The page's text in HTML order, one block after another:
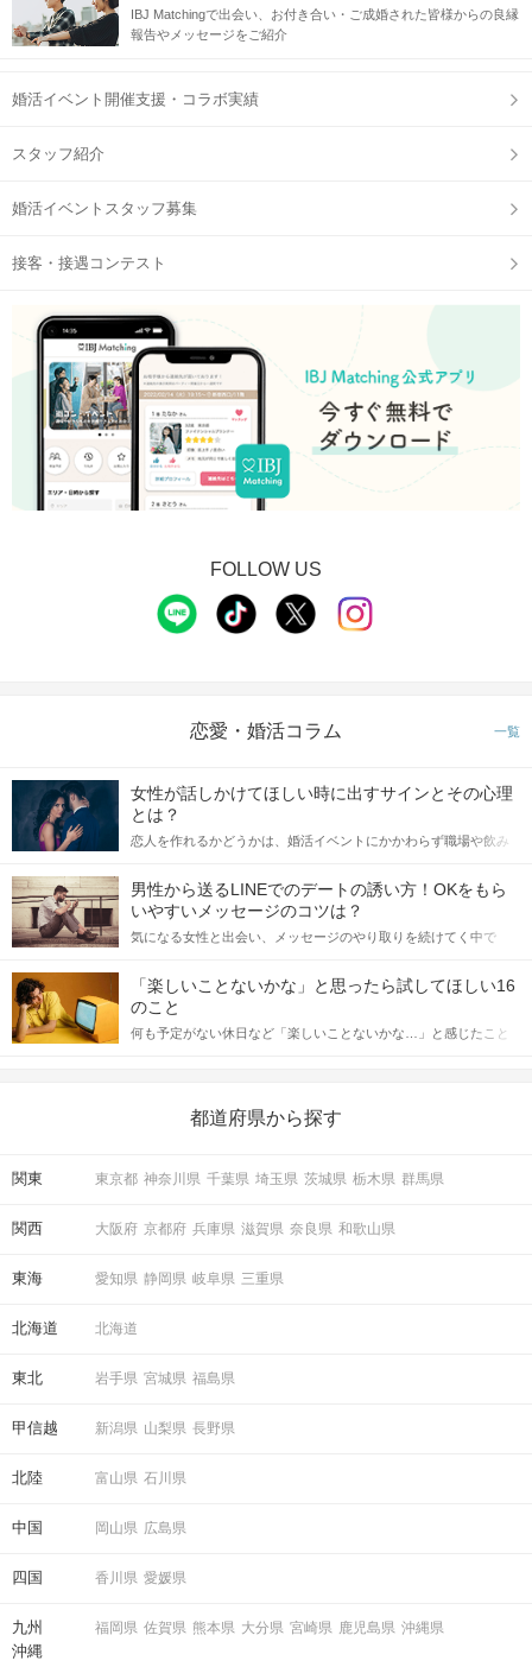
IBJ Matchingで出会い、お付き合い・ご成婚された皆様からの良縁
報告やメッセージをご紹介
婚活イベント開催支援・コラボ実績
スタッフ紹介
婚活イベントスタッフ募集
接客・接遇コンテスト
FOLLOW US
恋愛・婚活コラム 一覧
女性が話しかけてほしい時に出すサインとその心理
とは？
恋人を作れるかどうかは、婚活イベントにかかわらず職場や飲み
てアプローチできるかにも左右されます。 これから恋人作りを本
格的に始めようとしている方は、女性が異性を求めて出すサイン
をしっかりと理解し、正しい行動に移せるかどうかが重要。 この
記事では、女性が話しかけて欲しい時に出すサインとその心理を
合にどのような行動に繋げるべきかをご紹介していきます。
男性から送るLINEでのデートの誘い方！OKをもら
いやすいメッセージのコツは？
気になる女性と出会い、メッセージのやり取りを続けてく中で
しかし、中には「どう誘ったらいいの？」とお困りの男性もいら
っしゃるのではないでしょうか。 そこで今回は、男性から女性へ
送るLINEでのデートの誘い方のコツをご紹介します。例文も混じ
えながら解説するので、ぜひ参考にしてください。
「楽しいことないかな」と思ったら試してほしい16
のこと
何も予定がない休日など「楽しいことないかな…」と感じたこと
の楽しいことアイデアを集めました♪ いままさに楽しいことを探し
都道府県から探す
関東 東京都 神奈川県 千葉県 埼玉県 茨城県 栃木県 群馬県
関西 大阪府 京都府 兵庫県 滋賀県 奈良県 和歌山県
東海 愛知県 静岡県 岐阜県 三重県
北海道 北海道
東北 岩手県 宮城県 福島県
甲信越 新潟県 山梨県 長野県
北陸 富山県 石川県
中国 岡山県 広島県
四国 香川県 愛媛県
九州
沖縄
福岡県 佐賀県 熊本県 大分県 宮崎県 鹿児島県 沖縄県